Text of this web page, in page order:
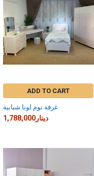
ADD TO CART
غرفة نوم لونا شبابية
1,788,000دينار